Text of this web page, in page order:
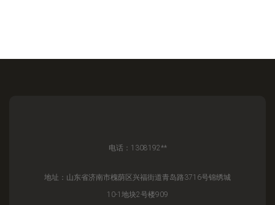
电话：1308192**
地址：山东省济南市槐荫区兴福街道青岛路3716号锦绣城
10-1地块2号楼909